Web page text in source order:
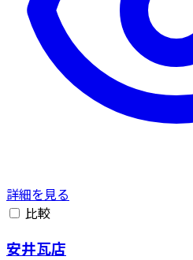
詳細を見る
比較
安井瓦店